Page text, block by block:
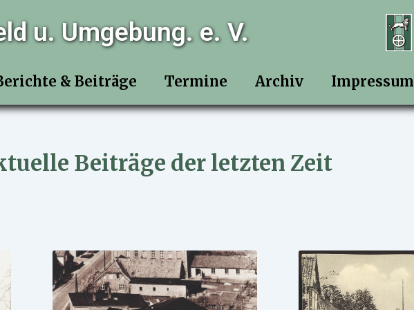
u. Umgebung. e. V.
& Beiträge Termine Archiv Impressum
Beiträge der letzten Zeit